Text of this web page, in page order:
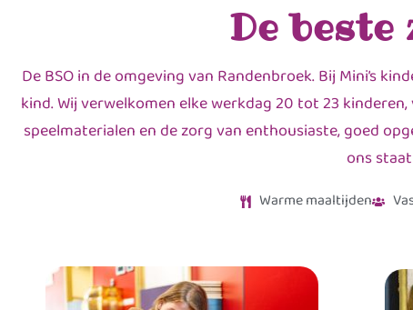
De
De BSO in de omgeving van Randenbroek. Bij Mini’s
kind. Wij verwelkomen elke werkdag 20 tot 23
speelmaterialen en de zorg van enthousiaste, goed
ons
Warme maaltijden